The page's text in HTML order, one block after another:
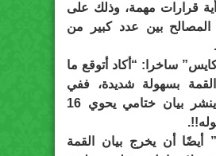
قرارات مهمة، وذلك على
بين عدد كبير من
ساخرا: “أكاد أتوقع ما
بسهولة شديدة، ففي
نهايتها سوف ينشر بيان ختامي يحوي 16
أيضًا أن يخرج بيان القمة